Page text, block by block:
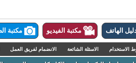
الهاتف مكتبة الفيديو مكتبة
الاسئلة الشائعة الانضمام لفريق العمل